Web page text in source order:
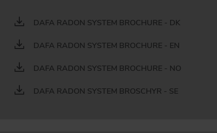
DAFA RADON SYSTEM BROCHURE - DK
DAFA RADON SYSTEM BROCHURE - EN
DAFA RADON SYSTEM BROCHURE - NO
DAFA RADON SYSTEM BROSCHYR - SE